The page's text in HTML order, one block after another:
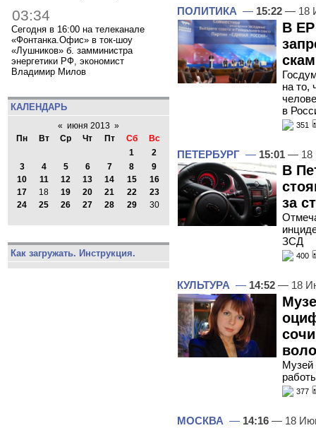
03:34
Сегодня в 16:00 на телеканале
«Фонтанка.Офис» в ток-шоу
«Лушников» б. замминистра
энергетики РФ, экономист
Владимир Милов
КАЛЕНДАРЬ
« июня 2013 »
Пн
Вт Ср Чт Пт Сб
Вс
1
2
3
4 5 6 7 8
9
10
11 12 13 14 15
16
17
18 19 20 21 22
23
24
25 26 27 28 29 30
Как загружать. Инструкция.
ПОЛИТИКА — 15:22 — 18
В ЕР
на то,
в
351
ПЕТЕРБУРГ — 15:01 — 18
В
за
ЗСД
400
КУЛЬТУРА — 14:52 — 18
Музей
377
МОСКВА — 14:16 — 18